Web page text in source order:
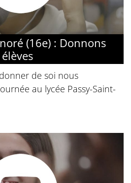
(16e) : Donnons
de soi nous
au lycée Passy-Saint-